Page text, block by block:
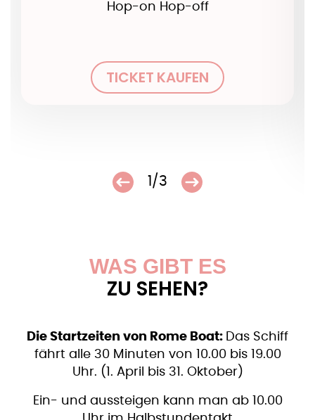
Hop-on Hop-off
TICKET KAUFEN
1/3
Die Startzeiten von Rome Boat: Das Schiff
fährt alle 30 Minuten von 10.00 bis 19.00
Uhr. (1. April bis 31. Oktober)
Ein- und aussteigen kann man ab 10.00
WAS GIBT ES
ZU SEHEN?